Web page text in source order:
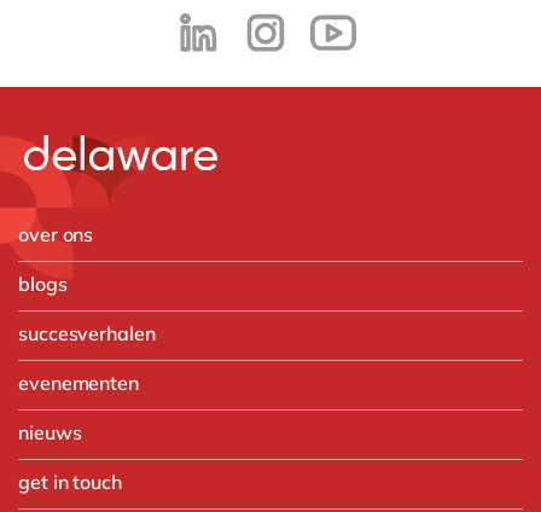
over ons
blogs
succesverhalen
evenementen
nieuws
get in touch